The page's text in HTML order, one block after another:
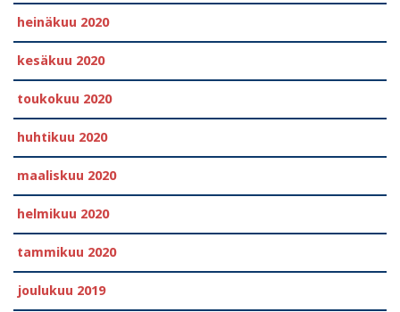
heinäkuu 2020
kesäkuu 2020
toukokuu 2020
huhtikuu 2020
maaliskuu 2020
helmikuu 2020
tammikuu 2020
joulukuu 2019